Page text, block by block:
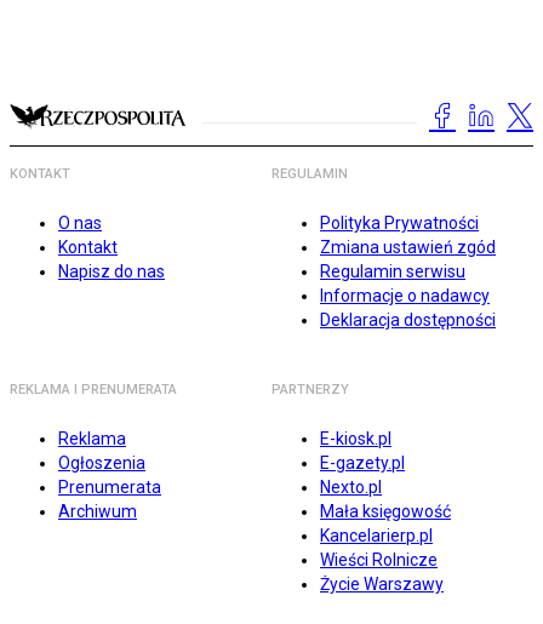
KONTAKT
O nas
Kontakt
Napisz do nas
REGULAMIN
Polityka Prywatności
Zmiana ustawień zgód
Regulamin serwisu
Informacje o nadawcy
Deklaracja dostępności
REKLAMA I PRENUMERATA
Reklama
Ogłoszenia
Prenumerata
Archiwum
PARTNERZY
E-kiosk.pl
E-gazety.pl
Nexto.pl
Mała księgowość
Kancelarierp.pl
Wieści Rolnicze
Życie Warszawy